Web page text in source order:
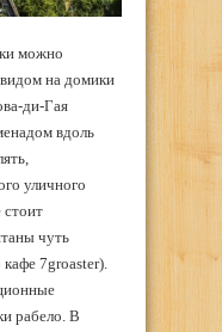
можно
на домики
ди-Гая
вдоль
уличного
стоит
чуть
7groaster).
рабело. В